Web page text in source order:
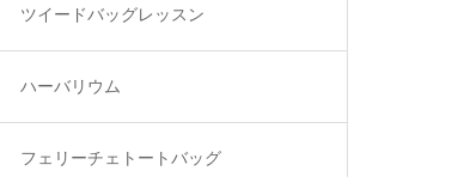
ツイードバッグレッスン
ハーバリウム
フェリーチェトートバッグ